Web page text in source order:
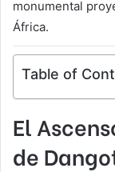
monumental
África.
Table of
El
de